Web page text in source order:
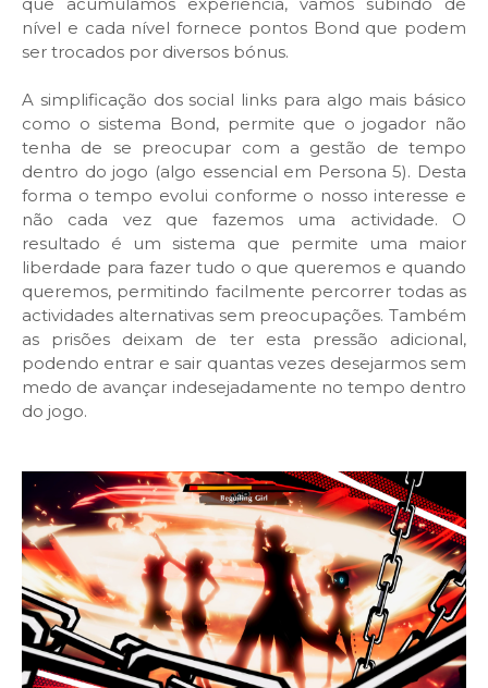
nível e cada nível fornece pontos Bond que podem
ser trocados por diversos bónus.
A simplificação dos social links para algo mais básico
como o sistema Bond, permite que o jogador não
tenha de se preocupar com a gestão de tempo
dentro do jogo (algo essencial em Persona 5). Desta
forma o tempo evolui conforme o nosso interesse e
não cada vez que fazemos uma actividade. O
resultado é um sistema que permite uma maior
liberdade para fazer tudo o que queremos e quando
queremos, permitindo facilmente percorrer todas as
actividades alternativas sem preocupações. Também
as prisões deixam de ter esta pressão adicional,
podendo entrar e sair quantas vezes desejarmos sem
medo de avançar indesejadamente no tempo dentro
do jogo.